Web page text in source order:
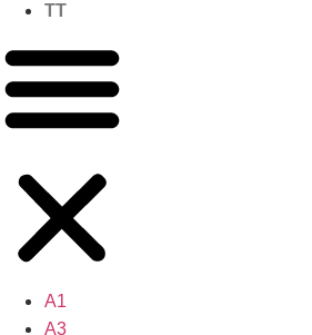
TT
A1
A3